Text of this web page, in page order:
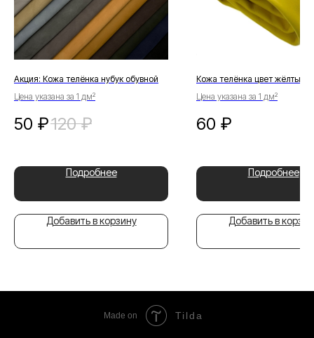
Акция: Кожа телёнка нубук обувной
Цена указана за 1 дм²
50 ₽120 ₽
Подробнее
Добавить в корзину
Кожа телёнка цвет жёлтый
Цена указана за 1 дм²
60 ₽
Подробнее
Добавить в
Made on Tilda